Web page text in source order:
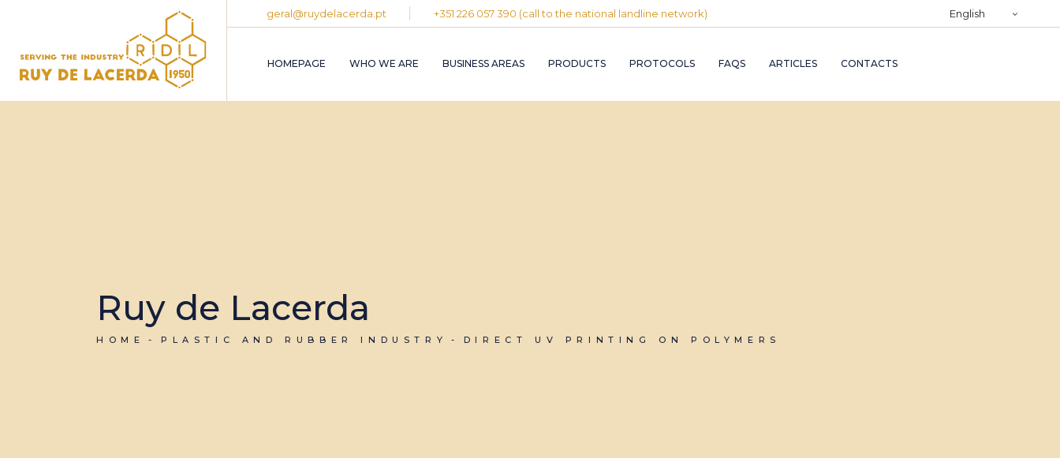
geral@ruydelacerda.pt +351 226 057 390 (call to the national landline network) English
HOMEPAGE WHO WE ARE BUSINESS AREAS PRODUCTS PROTOCOLS FAQS ARTICLES CONTACTS
Ruy de Lacerda
HOME PLASTIC AND RUBBER INDUSTRY DIRECT UV PRINTING ON POLYMERS